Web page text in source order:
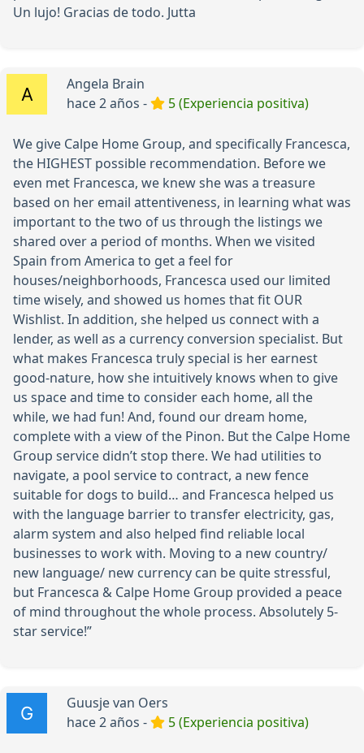
Un lujo! Gracias de todo. Jutta
Angela Brain
hace 2 años -
5 (Experiencia positiva)
We give Calpe Home Group, and specifically Francesca,
the HIGHEST possible recommendation. Before we
even met Francesca, we knew she was a treasure
based on her email attentiveness, in learning what was
important to the two of us through the listings we
shared over a period of months. When we visited
Spain from America to get a feel for
houses/neighborhoods, Francesca used our limited
time wisely, and showed us homes that fit OUR
Wishlist. In addition, she helped us connect with a
lender, as well as a currency conversion specialist. But
what makes Francesca truly special is her earnest
good-nature, how she intuitively knows when to give
us space and time to consider each home, all the
while, we had fun! And, found our dream home,
complete with a view of the Pinon. But the Calpe Home
Group service didn’t stop there. We had utilities to
navigate, a pool service to contract, a new fence
suitable for dogs to build… and Francesca helped us
with the language barrier to transfer electricity, gas,
alarm system and also helped find reliable local
businesses to work with. Moving to a new country/
new language/ new currency can be quite stressful,
but Francesca & Calpe Home Group provided a peace
of mind throughout the whole process. Absolutely 5-
star service!”
Guusje van Oers
hace 2 años -
5 (Experiencia positiva)